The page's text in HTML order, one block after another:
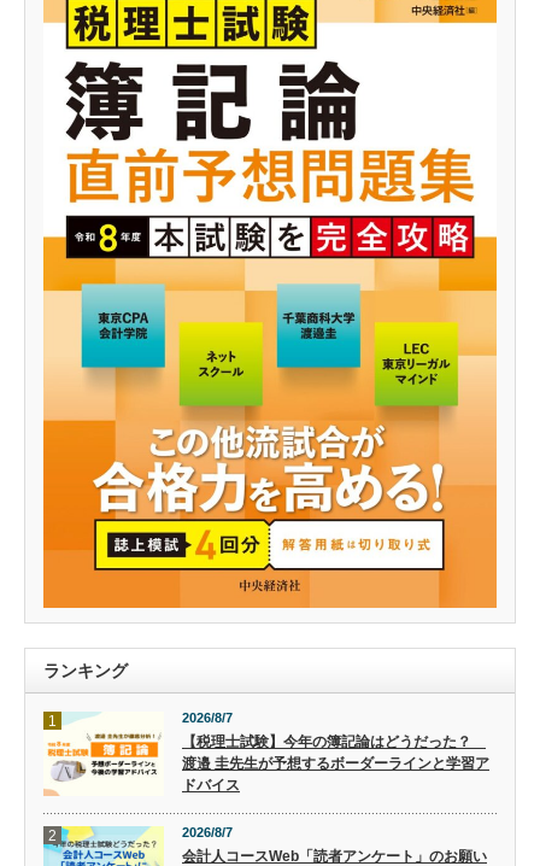
ランキング
1 2026/8/7
【税理士試験】今年の簿記論はどうだった？
渡邉 圭先生が予想するボーダーラインと学習ア
ドバイス
2 2026/8/7
会計人コースWeb「読者アンケート」のお願い